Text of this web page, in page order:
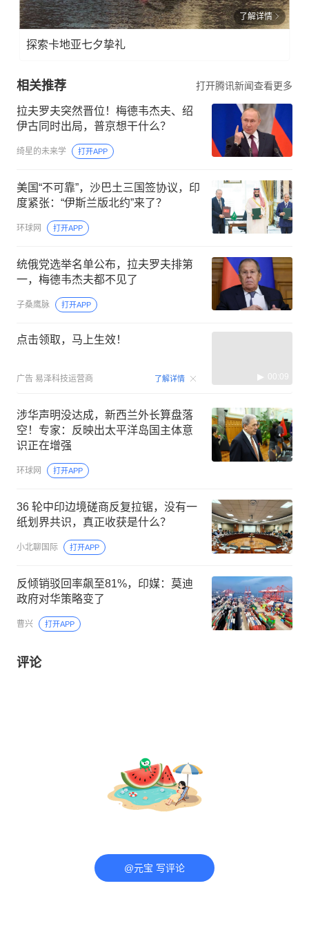
了解详情
探索卡地亚七夕挚礼
相关推荐 打开腾讯新闻查看更多
拉夫罗夫突然晋位！梅德韦杰夫、绍
伊古同时出局，普京想干什么？
绮星的未来学 打开APP
美国“不可靠”，沙巴土三国签协议，印
度紧张：“伊斯兰版北约”来了？
环球网 打开APP
统俄党选举名单公布，拉夫罗夫排第
一，梅德韦杰夫都不见了
子桑鹰脉 打开APP
点击领取，马上生效！
广告 易泽科技运营商 了解详情 00:09
涉华声明没达成，新西兰外长算盘落
空！专家：反映出太平洋岛国主体意
识正在增强
环球网 打开APP
36 轮中印边境磋商反复拉锯，没有一
纸划界共识，真正收获是什么？
小北聊国际 打开APP
反倾销驳回率飙至81%，印媒：莫迪
政府对华策略变了
曹兴 打开APP
评论
@元宝 写评论